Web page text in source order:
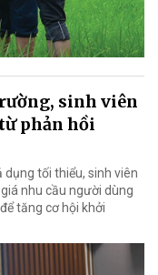
sinh viên
phản hồi
tối thiểu, sinh viên
nhu cầu người dùng
tăng cơ hội khởi